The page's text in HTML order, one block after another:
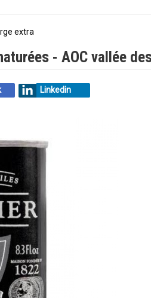
extra
- AOC vallée
Linkedin